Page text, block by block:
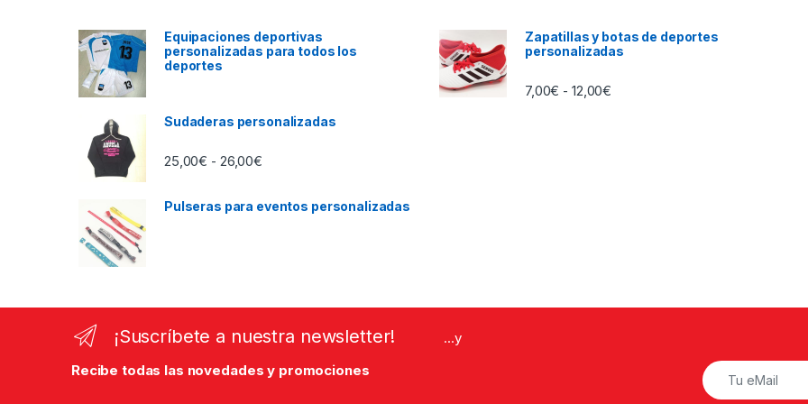
Equipaciones deportivas
personalizadas para todos los
deportes
Sudaderas personalizadas
25,00€ - 26,00€
Pulseras para eventos personalizadas
Zapatillas y botas de deportes
personalizadas
7,00€ - 12,00€
¡Suscríbete a nuestra newsletter!
...y
Recibe todas las novedades y promociones